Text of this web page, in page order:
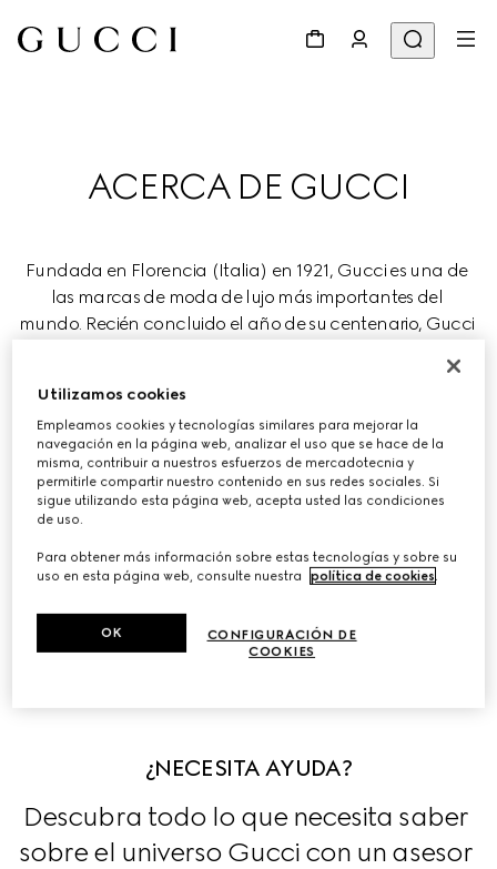
ACERCA DE GUCCI
Fundada en Florencia (Italia) en 1921, Gucci es una de
las marcas de moda de lujo más importantes del
mundo. Recién concluido el año de su centenario, Gucci
lujo al tiempo que celebra la creatividad, la artesanía
italiana y la innovación.
Gucci forma parte del grupo mundial de lujo Kering, que
se encarga de gestionar prestigiosas Maisons de moda,
artículos de piel, joyería y relojería.
Descubra las historias que se esconden tras las
colecciones de la Firma, en exclusiva en nuestra
¿NECESITA AYUDA?
Descubra todo lo que necesita saber
sobre el universo Gucci con un asesor
Utilizamos cookies
Empleamos cookies y tecnologías similares para mejorar la
navegación en la página web, analizar el uso que se hace de la
misma, contribuir a nuestros esfuerzos de mercadotecnia y
permitirle compartir nuestro contenido en sus redes sociales. Si
sigue utilizando esta página web, acepta usted las condiciones
de uso.
Para obtener más información sobre estas tecnologías y sobre su
uso en esta página web, consulte nuestra
política de cookies.
CONFIGURACIÓN DE
COOKIES
OK